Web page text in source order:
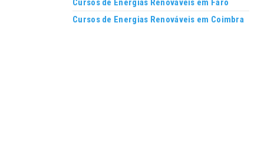
Cursos de Energias Renováveis em Faro
Cursos de Energias Renováveis em Coimbra